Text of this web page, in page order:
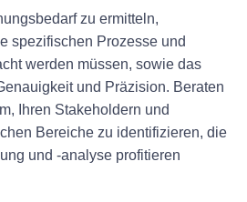
zu ermitteln,
spezifischen Prozesse und
werden müssen, sowie das
und Präzision. Beraten
Ihren Stakeholdern und
Bereiche zu identifizieren, die
und -analyse profitieren